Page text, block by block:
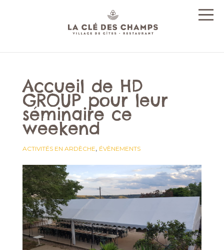
Accueil de HD
GROUP pour leur
séminaire ce
weekend
ACTIVITÉS EN ARDÈCHE, ÉVÈNEMENTS